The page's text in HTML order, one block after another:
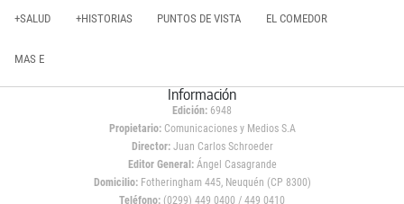
+SALUD +HISTORIAS PUNTOS DE VISTA EL COMEDOR
MAS E
Información
Edición: 6948
Propietario:Comunicaciones y Medios S.A
Director: Juan Carlos Schroeder
Editor General:Ángel Casagrande
Domicilio:Fotheringham 445, Neuquén (CP 8300)
Teléfono: (0299) 449 0400 / 449 0410